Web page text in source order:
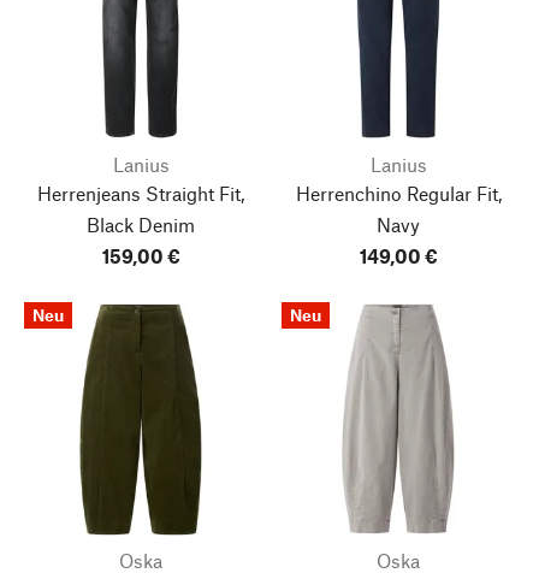
Lanius
Herrenjeans Straight Fit,
Black Denim
159,00 €
Lanius
Herrenchino Regular Fit,
Navy
149,00 €
Neu
Oska
Neu
Oska